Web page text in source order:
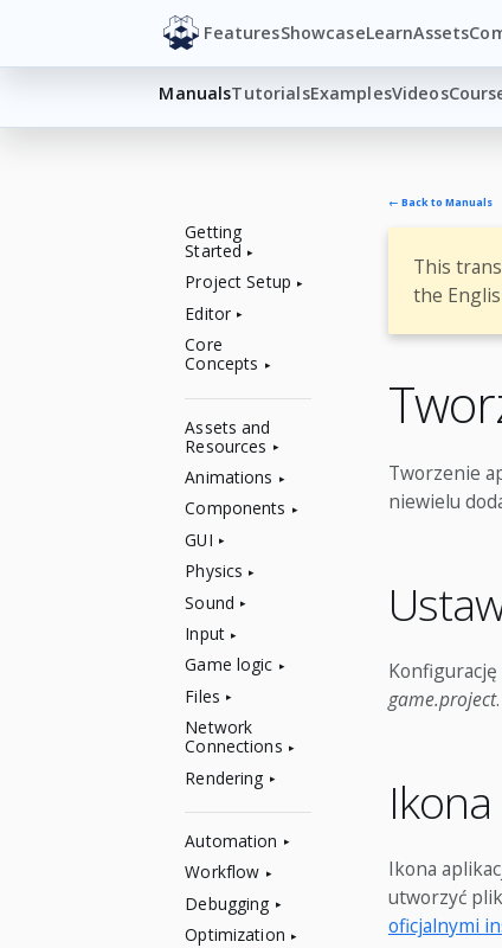
FeaturesShowcaseLearnAssets
ManualsTutorialsExamplesVideos
Getting
Started
Project Setup
Editor
Core
Concepts
Assets and
Resources
Animations
Components
GUI
Physics
Sound
Input
Game logic
Files
Network
Connections
Rendering
Automation
Workflow
Debugging
Optimization
← Back to Manuals
This
the
Tworzenie
niewielu
Konfigurację
game.project.
Ikona
utworzyć plik
oficjalnymi